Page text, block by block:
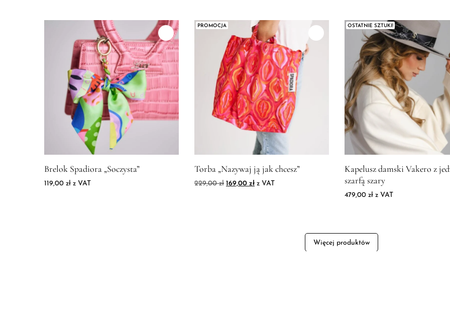
Brelok Spadiora „Soczysta”
119,00 zł z VAT
PROMOCJA
Torba „Nazywaj ją jak chcesz”
229,00zł Pierwotna cena wynosiła: 229,00 zł.
169,00 złAktualna cena wynosi: 169,00 zł.
z VAT
OSTATNIE SZTUKI!
Kapelusz damski Vakero z
szarfą szary
479,00 zł z VAT
Więcej produktów